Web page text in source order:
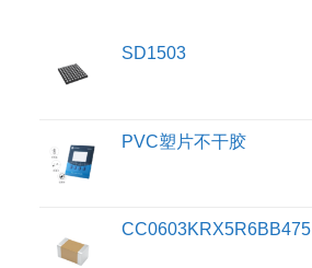
SD1503
PVC塑片不干胶
CC0603KRX5R6BB475